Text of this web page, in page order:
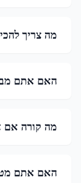
מה צריך
האם אתם
מה קורה אם
האם אתם